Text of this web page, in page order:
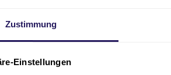
Zustimmung
Einstellungen
Schulabschlusszeugnis und die
Schulabschluss